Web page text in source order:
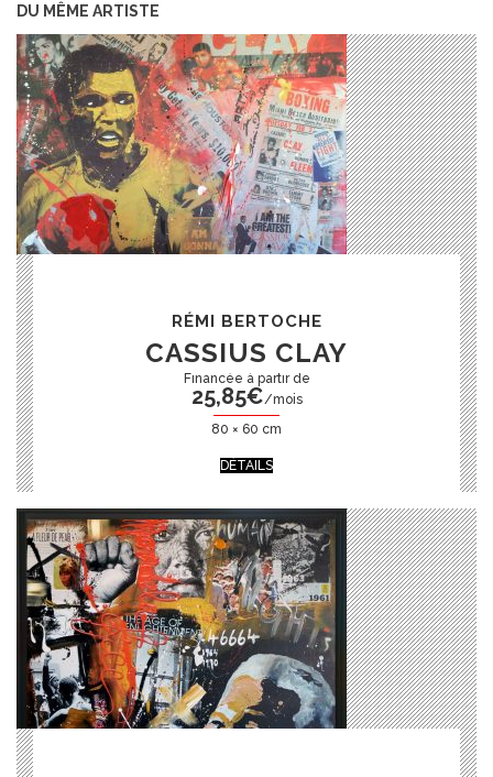
DU MÊME ARTISTE
RÉMI BERTOCHE
CASSIUS CLAY
25,85€/mois
80 × 60 cm
DÉTAILS